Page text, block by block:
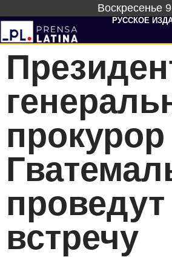
Воскресенье
РУССКОЕ
прокурор
проведут
встречу